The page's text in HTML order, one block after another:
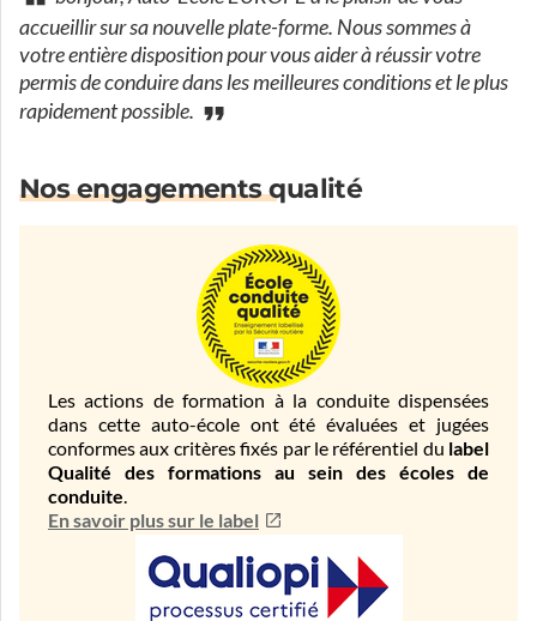
accueillir sur sa nouvelle plate-forme. Nous sommes à
votre entière disposition pour vous aider à réussir votre
permis de conduire dans les meilleures conditions et le plus
rapidement possible.
Nos engagements qualité
Les actions de formation à la conduite dispensées
dans cette auto-école ont été évaluées et jugées
conformes aux critères fixés par le référentiel du label
Qualité des formations au sein des écoles de
conduite.
En savoir plus sur le label